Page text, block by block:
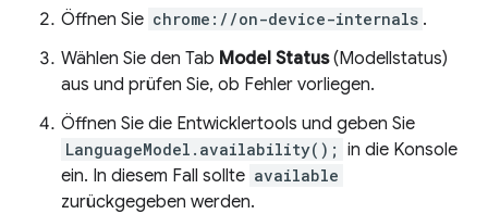
Öffnen Sie chrome://on-device-internals .
Wählen Sie den Tab Model Status(Modellstatus)
aus und prüfen Sie, ob Fehler vorliegen.
Öffnen Sie die Entwicklertools und geben Sie
LanguageModel.availability(); in die Konsole
ein. In diesem Fall sollte available
zurückgegeben werden.